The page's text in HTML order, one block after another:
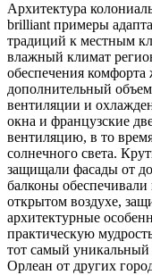
Архитектура
brilliant примеры
традиций к местным
влажный климат
обеспечения
дополнительный объем
вентиляции и
окна и французские
вентиляцию, в то
солнечного света.
защищали фасады от
балконы
открытом воздухе,
архитектурные
практическую
тот самый
Орлеан от других